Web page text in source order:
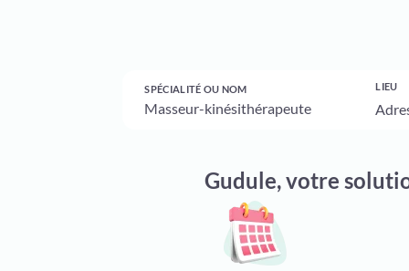
SPÉCIALITÉ OU NOM LIEU
Gudule, votre